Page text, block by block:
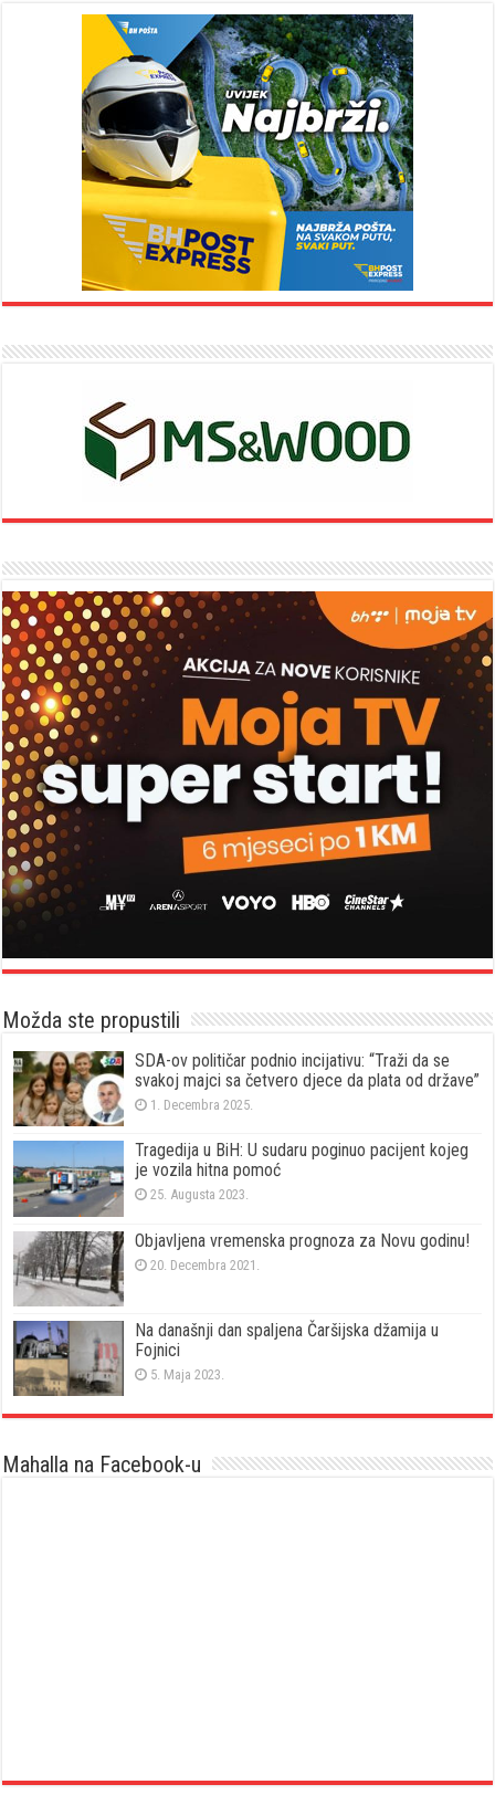
Možda ste propustili
SDA-ov političar podnio incijativu: “Traži da se
svakoj majci sa četvero djece da plata od države”
1. Decembra 2025.
Tragedija u BiH: U sudaru poginuo pacijent kojeg
je vozila hitna pomoć
25. Augusta 2023.
Objavljena vremenska prognoza za Novu godinu!
20. Decembra 2021.
Na današnji dan spaljena Čaršijska džamija u
Fojnici
5. Maja 2023.
Mahalla na Facebook-u